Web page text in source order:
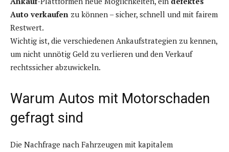
Auto verkaufen zu können – sicher, schnell und mit fairem
Restwert.
Wichtig ist, die verschiedenen Ankaufstrategien zu kennen,
um nicht unnötig Geld zu verlieren und den Verkauf
rechtssicher abzuwickeln.
Warum Autos mit Motorschaden
gefragt sind
Die Nachfrage nach Fahrzeugen mit kapitalem